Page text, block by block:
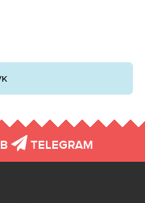
TELEGRAM